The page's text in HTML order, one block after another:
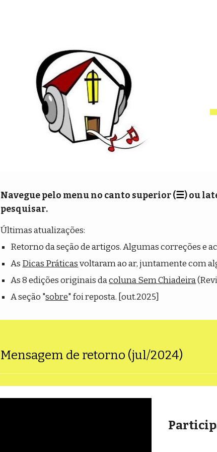
Navegue pelo menu no canto superior (☰) ou
pesquisar.
Últimas atualizações:
Retorno da seção de artigos.Algumas correções e
As Dicas Práticasvoltaram ao ar, juntamente com
As 8 edições originais dacoluna Sem Chiadeira
A seção "sobre" foi reposta. [out.2025]
Mensagem de retorno (jul/2024)